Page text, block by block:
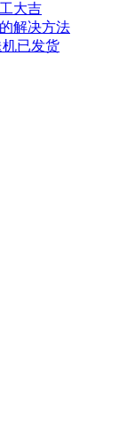
大吉
解决方法
已发货